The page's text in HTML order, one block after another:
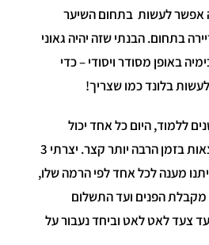
אפשר לעשות בתחום השיער
בתחום. הבנתי שזה יהיה גאוני
באופן מסודר ויסודי – כדי
בלונד כמו שצריך!
ללמוד, היום כל אחד יכול
לעשות בקלות ולהגיע לתוצאות בזמן הרבה יותר קצר. יצרתי 3
מענה לכל אחד לפי הרמה שלו,
הפנים ועד התשלום
צעד לאט לאט וביחד נעבור על